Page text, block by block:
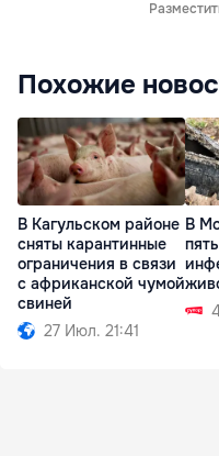
Похожие
В Кагульском районе
сняты карантинные
ограничения в связи
с африканской чумой
свиней
27 Июл. 21:41
В